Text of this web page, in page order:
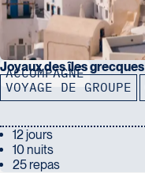
ACCOMPAGNÉ
Joyaux des îles grecques
VOYAGE DE GROUPE
12 jours
10 nuits
25 repas